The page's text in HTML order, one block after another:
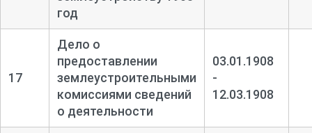
год
17
Дело о
предоставлении
землеустроительными
комиссиями сведений
о деятельности
03.01.1908
-
12.03.1908